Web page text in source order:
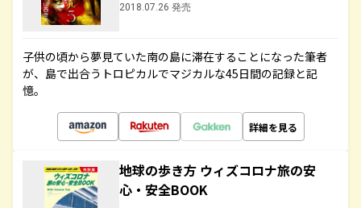
2018.07.26 発売
子供の頃から夢見ていた南の島に滞在することになった筆者
が、島で出合うトロピカルでマジカルな45日間の記録と記
憶。
詳細を見る
地球の歩き方 ウィズコロナ旅の安
心・安全BOOK